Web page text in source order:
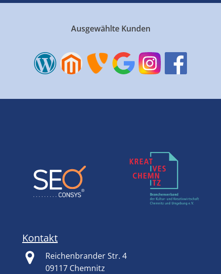
Ausgewählte Kunden
Kontakt
Reichenbrander Str. 4
09117 Chemnitz